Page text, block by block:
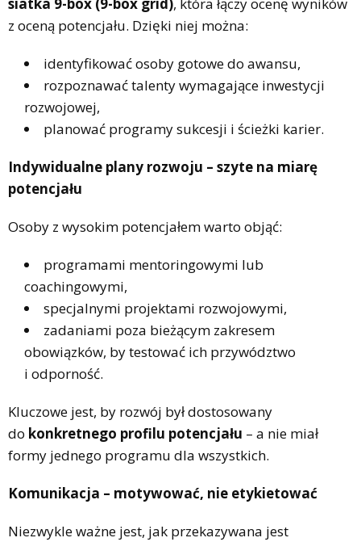
z oceną potencjału. Dzięki niej można:
identyfikować osoby gotowe do awansu,
rozpoznawać talenty wymagające inwestycji
rozwojowej,
planować programy sukcesji i ścieżki karier.
Indywidualne plany rozwoju – szyte na miarę
potencjału
Osoby z wysokim potencjałem warto objąć:
programami mentoringowymi lub
coachingowymi,
specjalnymi projektami rozwojowymi,
zadaniami poza bieżącym zakresem
obowiązków, by testować ich przywództwo
i odporność.
Kluczowe jest, by rozwój był dostosowany
do konkretnego profilu potencjału – a nie miał
formy jednego programu dla wszystkich.
Komunikacja – motywować, nie etykietować
Niezwykle ważne jest, jak przekazywana jest